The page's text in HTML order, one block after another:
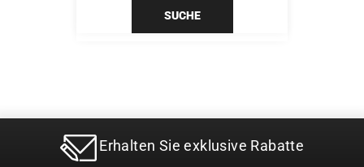
SUCHE
Erhalten Sie exklusive Rabatte